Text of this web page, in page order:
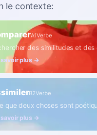
le contexte:
A1Verbe
des similitudes et
savoir plus →
B2Verbe
que deux choses sont
savoir plus →